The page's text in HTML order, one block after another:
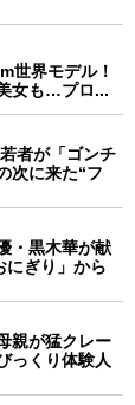
世界モデル！
女も…プロ...
者が「ゴンチ
次に来た“フ
・黒木華が献
にぎり」から
親が猛クレー
っくり体験人